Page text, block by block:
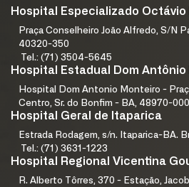
Hospital Especializado
Praça Conselheiro João Alfredo, S/N
40320-350
Tel.: (71) 3504-5645
Hospital Estadual Dom
Hospital Dom Antonio Monteiro -
Centro, Sr. do Bonfim - BA, 48970-000
Hospital Geral de Itaparica
Estrada Rodagem, s/n. Itaparica-BA.
Tel.: (71) 3631-1223
Hospital Regional Vicentina
R. Alberto Tôrres, 370 - Estação,